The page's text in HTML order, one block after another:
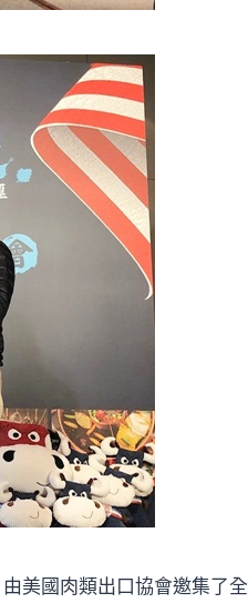
美國肉類出口協會邀集了全